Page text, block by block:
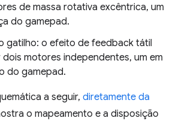
de massa rotativa excêntrica, um
do gamepad.
gatilho: o efeito de feedback tátil
motores independentes, um em
do gamepad.
a seguir, diretamente da
o mapeamento e a disposição